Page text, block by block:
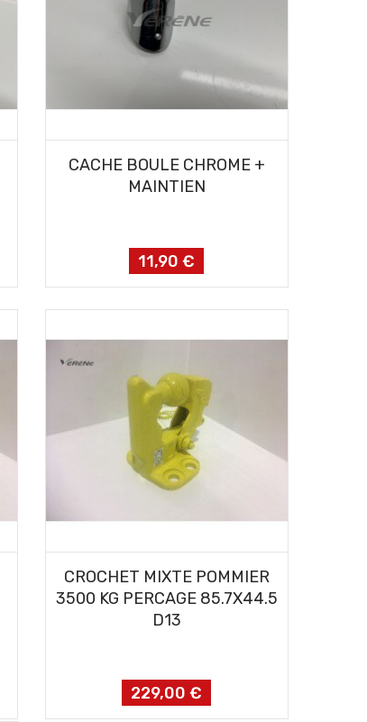
AJOUTER AU PANIER
CACHE BOULE CHROME +
MAINTIEN
Prix
11,90 €
AJOUTER AU PANIER
CROCHET MIXTE POMMIER
3500 KG PERCAGE 85.7X44.5
D13
Prix
229,00 €